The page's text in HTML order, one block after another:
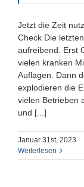
Jetzt die Zeit
Check Die
aufreibend. Erst
vielen kranken
Auflagen. Dann
explodieren die
vielen Betrieben
und [...]
Januar 31st, 2023
Weiterlesen